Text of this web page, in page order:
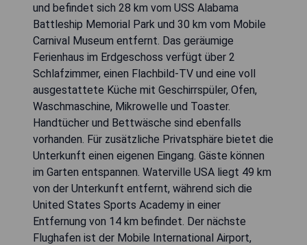
und befindet sich 28 km vom USS Alabama
Battleship Memorial Park und 30 km vom Mobile
Carnival Museum entfernt. Das geräumige
Ferienhaus im Erdgeschoss verfügt über 2
Schlafzimmer, einen Flachbild-TV und eine voll
ausgestattete Küche mit Geschirrspüler, Ofen,
Waschmaschine, Mikrowelle und Toaster.
Handtücher und Bettwäsche sind ebenfalls
vorhanden. Für zusätzliche Privatsphäre bietet die
Unterkunft einen eigenen Eingang. Gäste können
im Garten entspannen. Waterville USA liegt 49 km
von der Unterkunft entfernt, während sich die
United States Sports Academy in einer
Entfernung von 14 km befindet. Der nächste
Flughafen ist der Mobile International Airport,